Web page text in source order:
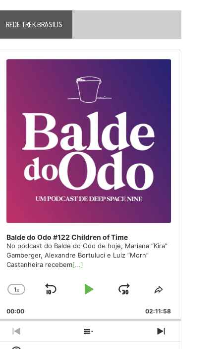
REDE TREK BRASILIS
Player
Balde do Odo #122 Children of Time
No podcast do Balde do Odo de hoje, Mariana “Kira”
Gamberger, Alexandre Bortuluci e Luiz “Morn”
Castanheira recebem[...]
Change
Rate
1x
Skip
Play
Jump
Forward
Share
Episode
00:00 02:11:58
Previous
Episode
Show
Next